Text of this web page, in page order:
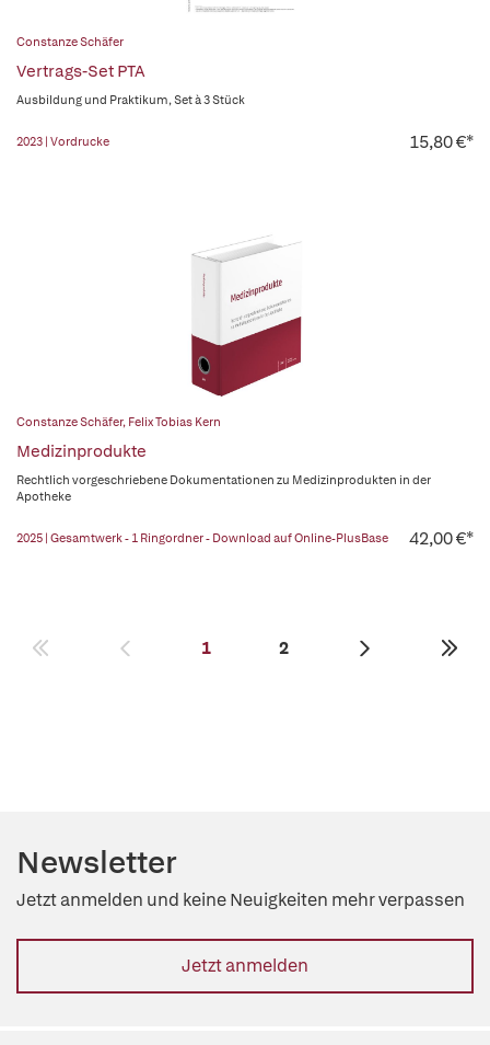
Constanze Schäfer
Vertrags-Set PTA
Ausbildung und Praktikum, Set à 3 Stück
2023 | Vordrucke 15,80 €*
Constanze Schäfer, Felix Tobias Kern
Medizinprodukte
Rechtlich vorgeschriebene Dokumentationen zu Medizinprodukten in der
Apotheke
2025 | Gesamtwerk - 1 Ringordner - Download auf Online-PlusBase 42,00 €*
1 2
Newsletter
Jetzt anmelden und keine Neuigkeiten mehr verpassen
Jetzt anmelden